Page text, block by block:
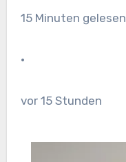
15 Minuten gelesen
·
vor 15 Stunden